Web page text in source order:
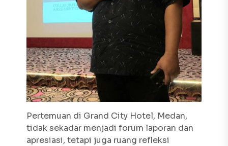
Pertemuan di Grand City Hotel, Medan,
tidak sekadar menjadi forum laporan dan
apresiasi, tetapi juga ruang refleksi